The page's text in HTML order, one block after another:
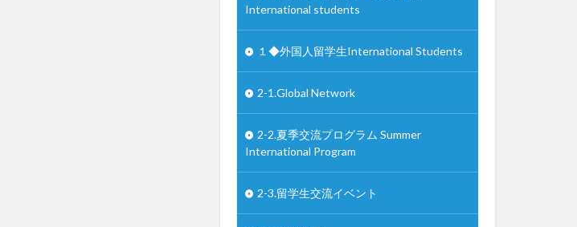
International students
１◆外国人留学生International Students
2-1.Global Network
2-2.夏季交流プログラム Summer
International Program
2-3.留学生交流イベント